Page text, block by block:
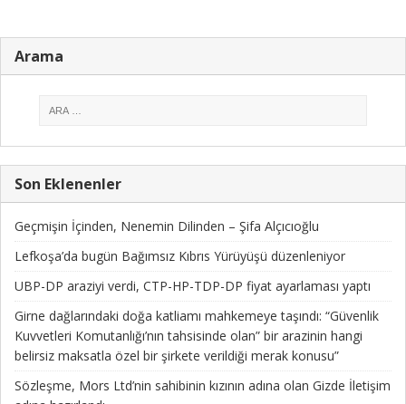
Arama
Son Eklenenler
Geçmişin İçinden, Nenemin Dilinden – Şifa Alçıcıoğlu
Lefkoşa’da bugün Bağımsız Kıbrıs Yürüyüşü düzenleniyor
UBP-DP araziyi verdi, CTP-HP-TDP-DP fiyat ayarlaması yaptı
Girne dağlarındaki doğa katliamı mahkemeye taşındı: “Güvenlik
Kuvvetleri Komutanlığı’nın tahsisinde olan” bir arazinin hangi
belirsiz maksatla özel bir şirkete verildiği merak konusu”
Sözleşme, Mors Ltd’nin sahibinin kızının adına olan Gizde İletişim